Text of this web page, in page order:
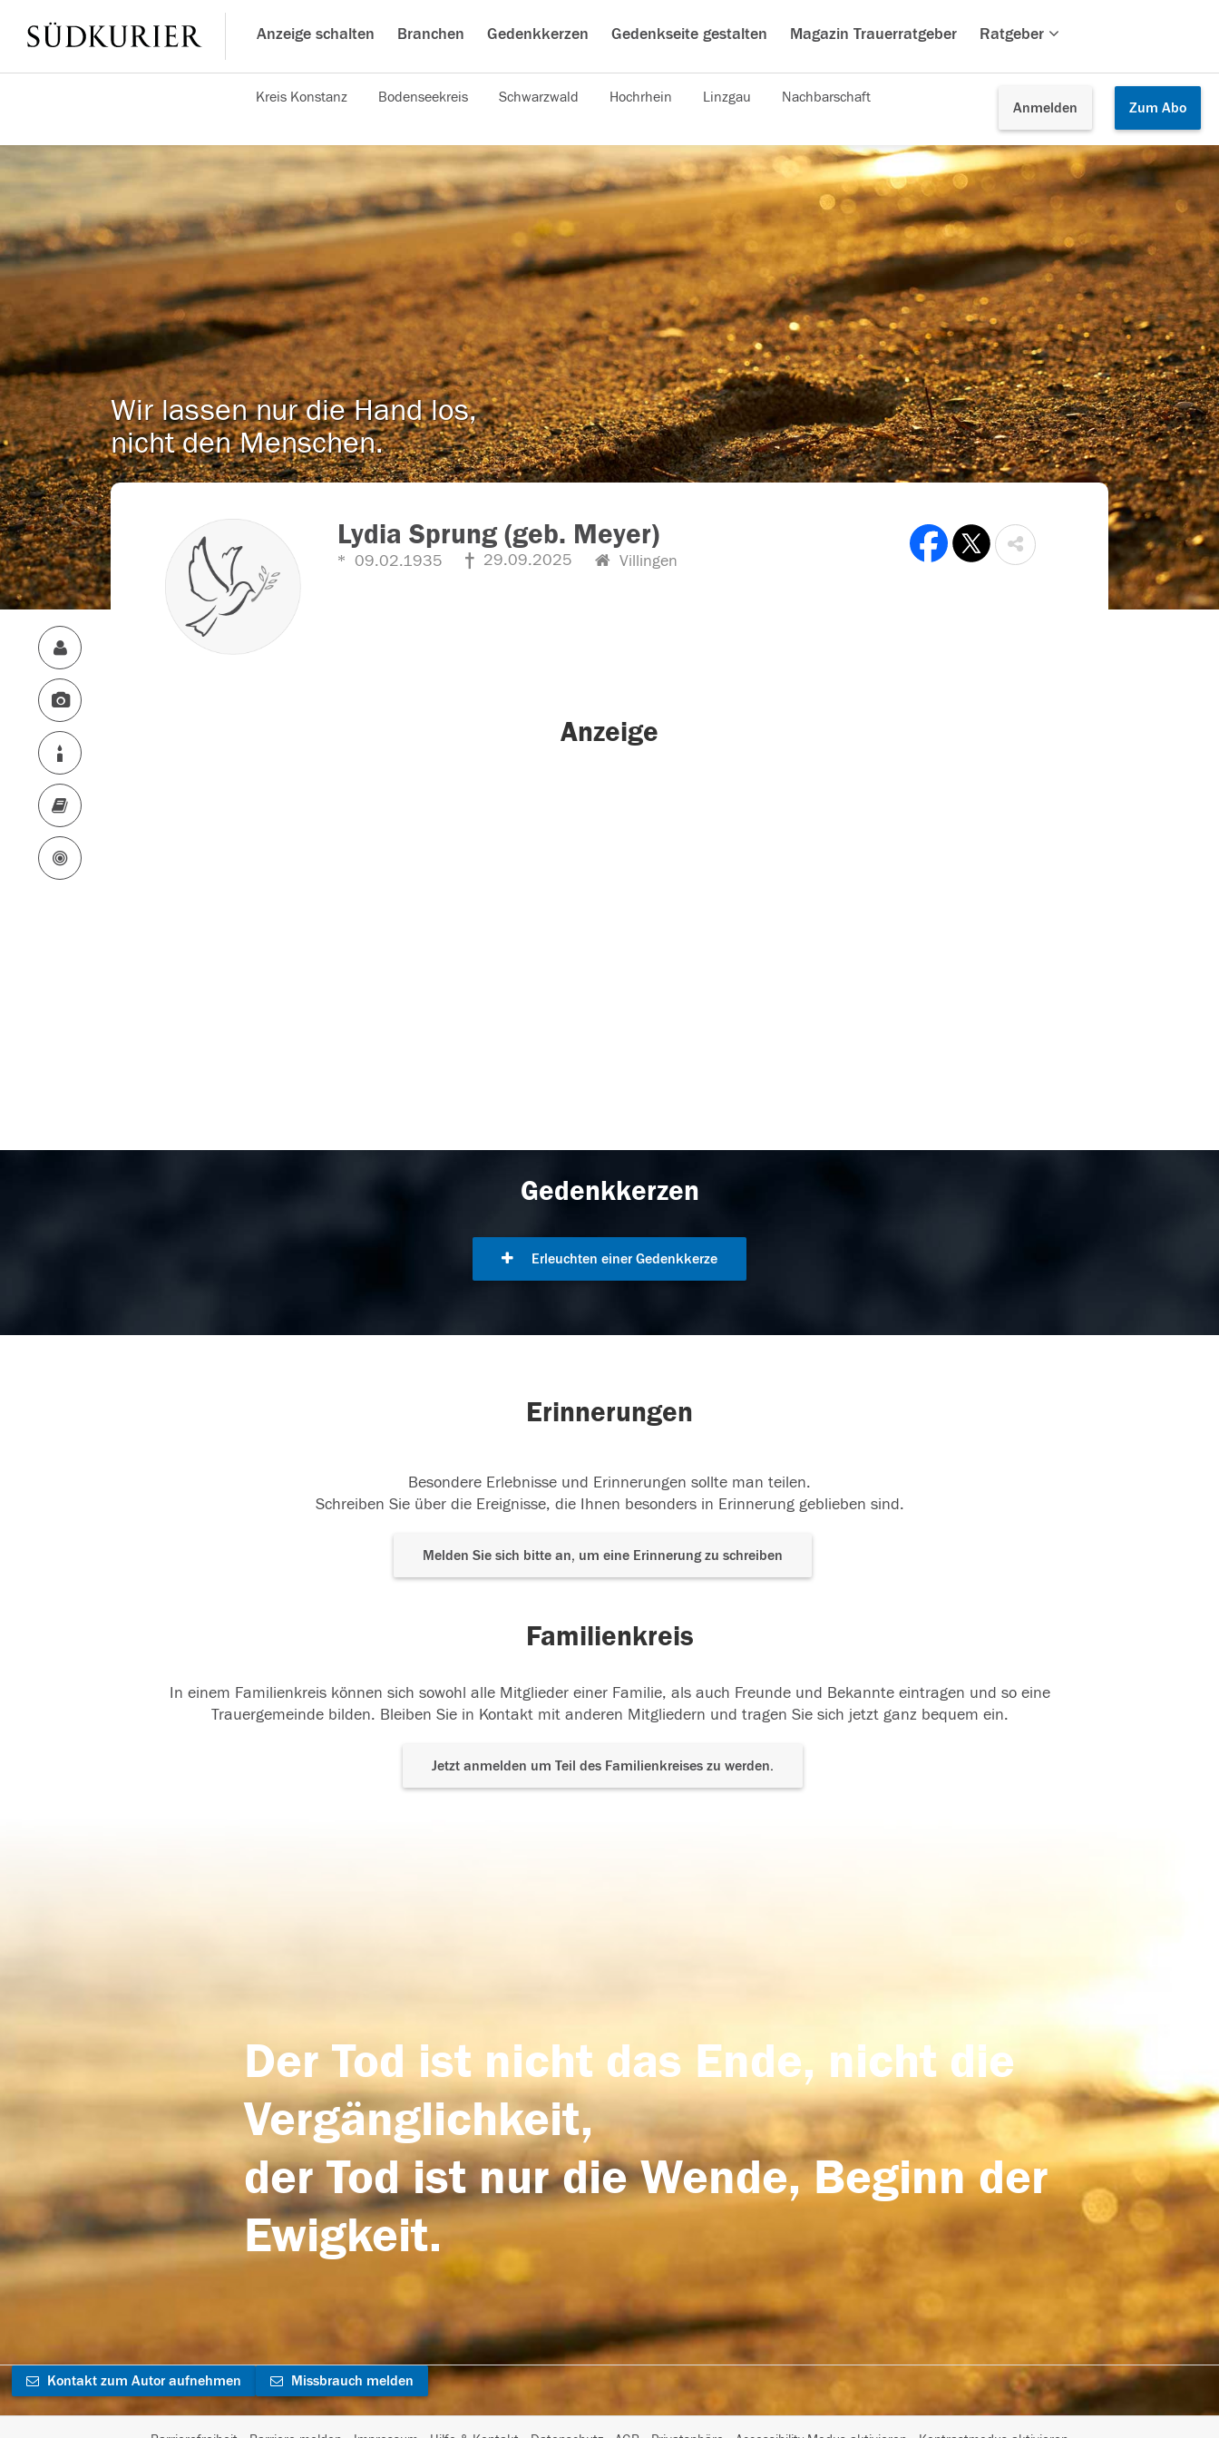
Anzeige schalten Branchen Gedenkkerzen Gedenkseite gestalten Magazin Trauerratgeber Ratgeber
Anmelden Zum Abo
Kreis Konstanz Bodenseekreis Schwarzwald Hochrhein Linzgau Nachbarschaft
Wir lassen nur die Hand los,
nicht den Menschen.
Lydia Sprung (geb. Meyer)
09.02.1935 29.09.2025 Villingen
Anzeige
Gedenkkerzen
Erleuchten einer Gedenkkerze
Erinnerungen
Besondere Erlebnisse und Erinnerungen sollte man teilen.
Schreiben Sie über die Ereignisse, die Ihnen besonders in Erinnerung geblieben sind.
Melden Sie sich bitte an, um eine Erinnerung zu schreiben
Familienkreis
In einem Familienkreis können sich sowohl alle Mitglieder einer Familie, als auch Freunde und Bekannte eintragen und so eine
Trauergemeinde bilden. Bleiben Sie in Kontakt mit anderen Mitgliedern und tragen Sie sich jetzt ganz bequem ein.
Jetzt anmelden um Teil des Familienkreises zu werden.
Der Tod ist nicht das Ende, nicht die
Vergänglichkeit,
der Tod ist nur die Wende, Beginn der
Ewigkeit.
Kontakt zum Autor aufnehmen Missbrauch melden